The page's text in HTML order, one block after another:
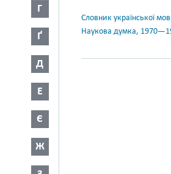
Г
Ґ
Д
Е
Є
Ж
Словник української
Наукова думка,